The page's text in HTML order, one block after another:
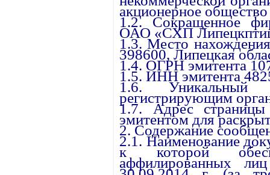
акционерное
1.2. Сокращенное
ОАО «СХП
1.3. Место
398600, Липецкая
1.4. ОГРН эмитента
1.5. ИНН эмитента
1.6. Уникальный
регистрирующим
1.7. Адрес страницы
эмитентом для
2. Содержание
2.1. Наименование
к которой
аффилированных